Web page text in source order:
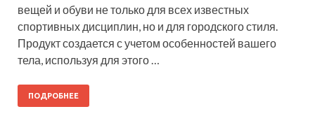
вещей и обуви не только для всех известных
спортивных дисциплин, но и для городского стиля.
Продукт создается с учетом особенностей вашего
тела, используя для этого …
ПОДРОБНЕЕ